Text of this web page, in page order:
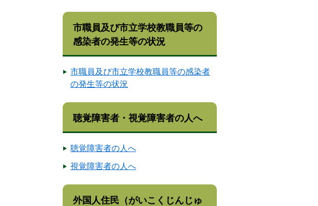
市職員及び市立学校教職員等の
感染者の発生等の状況
市職員及び市立学校教職員等の感染者
の発生等の状況
聴覚障害者・視覚障害者の人へ
聴覚障害者の人へ
視覚障害者の人へ
外国人住民（がいこくじんじゅ